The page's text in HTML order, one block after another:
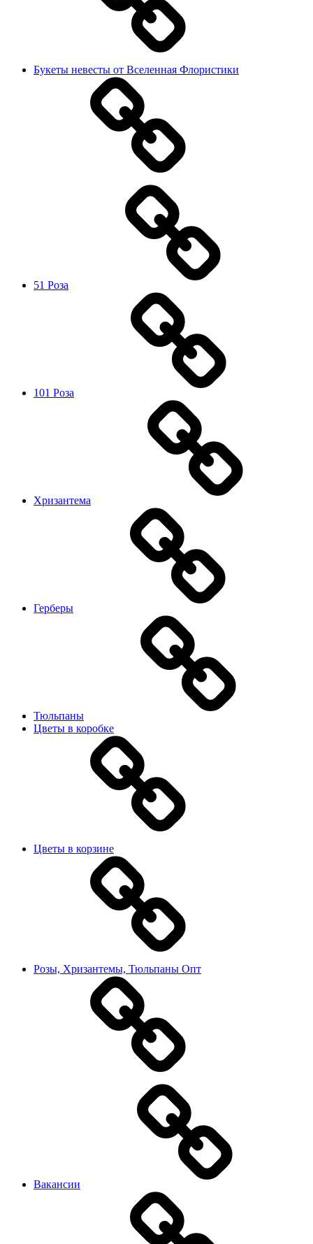
Букеты невесты от Вселенная Флористики
51 Роза
101 Роза
Хризантема
Герберы
Тюльпаны
Цветы в коробке
Цветы в корзине
Розы, Хризантемы, Тюльпаны Опт
Вакансии